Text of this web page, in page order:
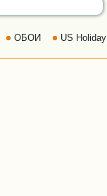
ОБОИ US